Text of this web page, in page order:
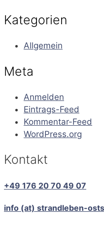
Kategorien
Allgemein
Meta
Anmelden
Eintrags-Feed
Kommentar-Feed
WordPress.org
Kontakt
+49 176 20 70 49 07
info (at) strandleben-